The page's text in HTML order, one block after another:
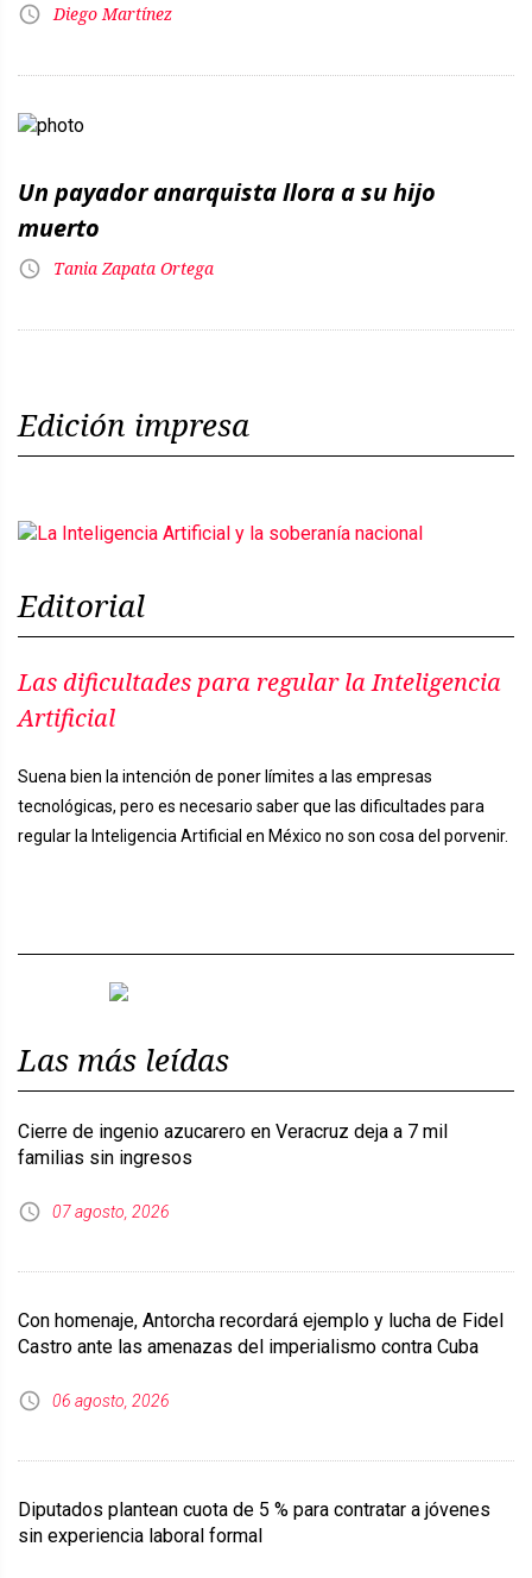
Diego Martínez
Un payador anarquista llora a su hijo
muerto
Tania Zapata Ortega
Edición impresa
Editorial
Las dificultades para regular la Inteligencia
Artificial
Suena bien la intención de poner límites a las empresas
tecnológicas, pero es necesario saber que las dificultades para
regular la Inteligencia Artificial en México no son cosa del porvenir.
Previous
Las más leídas
Cierre de ingenio azucarero en Veracruz deja a 7 mil
familias sin ingresos
07 agosto, 2026
Con homenaje, Antorcha recordará ejemplo y lucha de Fidel
Castro ante las amenazas del imperialismo contra Cuba
06 agosto, 2026
Diputados plantean cuota de 5 % para contratar a jóvenes
sin experiencia laboral formal